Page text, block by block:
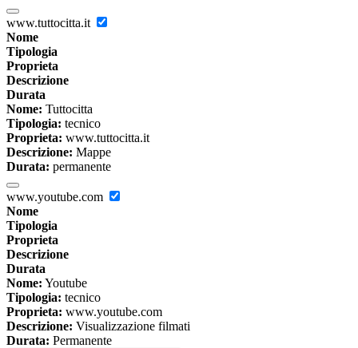
www.tuttocitta.it
Nome
Tipologia
Proprieta
Descrizione
Durata
Nome: Tuttocitta
Tipologia: tecnico
Proprieta: www.tuttocitta.it
Descrizione: Mappe
Durata: permanente
www.youtube.com
Nome
Tipologia
Proprieta
Descrizione
Durata
Nome: Youtube
Tipologia: tecnico
Proprieta: www.youtube.com
Descrizione: Visualizzazione filmati
Durata: Permanente